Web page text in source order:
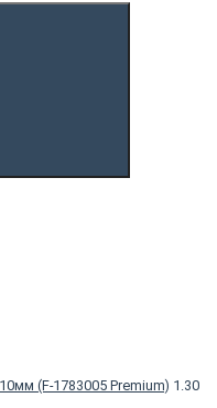
(F-1783005 Premium) 1.30